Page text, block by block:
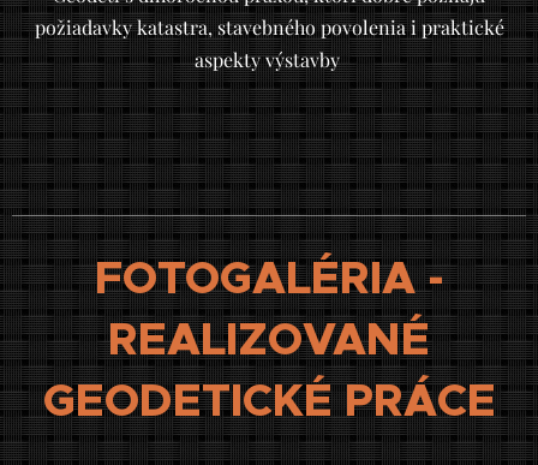
požiadavky katastra, stavebného povolenia i praktické
aspekty výstavby
FOTOGALÉRIA -
REALIZOVANÉ
GEODETICKÉ PRÁCE